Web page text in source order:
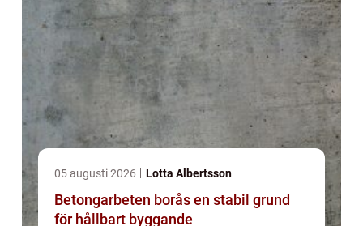
05 augusti 2026 Lotta Albertsson
Betongarbeten borås en stabil grund
för hållbart byggande